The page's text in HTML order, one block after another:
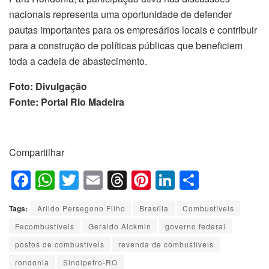
nacionais representa uma oportunidade de defender
pautas importantes para os empresários locais e contribuir
para a construção de políticas públicas que beneficiem
toda a cadeia de abastecimento.
Foto: Divulgação
Fonte: Portal Rio Madeira
Compartilhar
F
a
c
e
b
W
h
at
s
A
T
wi
tt
er
E
m
ail
T
hr
e
a
d
Pi
nt
er
e
st
Li
n
k
e
dI
h
ar
e
Tags: Arildo Persegono Filho Brasília
Combustíveis
Fecombustíveis
Geraldo Alckmin
governo federal
postos de combustíveis
revenda de combustíveis
rondonia
Sindipetro-RO